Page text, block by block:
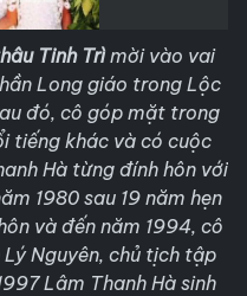
Tinh Trìmời vào vai
Long giáo trong Lộc
đó, cô góp mặt trong
tiếng khác và có cuộc
Hà từng đính hôn với
1980 sau 19 năm hẹn
và đến năm 1994, cô
Nguyên, chủ tịch tập
Lâm Thanh Hà sinh